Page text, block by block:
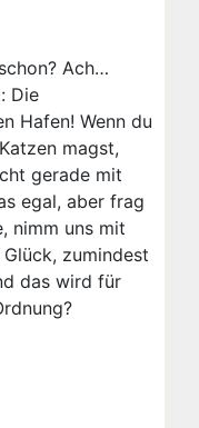
Ach…
Die
Hafen! Wenn du
magst,
gerade mit
egal, aber frag
nimm uns mit
zumindest
das wird für